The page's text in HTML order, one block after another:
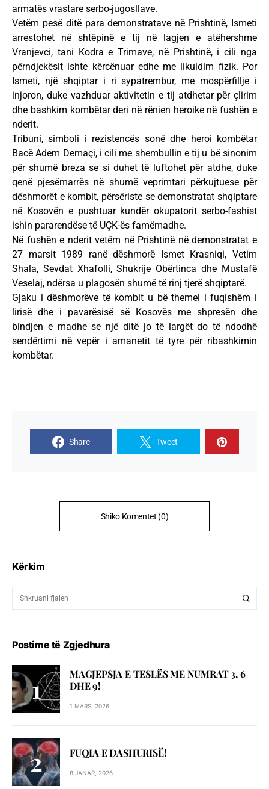
armatës vrastare serbo-jugosllave.
Vetëm pesë ditë para demonstratave në Prishtinë, Ismeti
arrestohet në shtëpinë e tij në lagjen e atëhershme
Vranjevci, tani Kodra e Trimave, në Prishtinë, i cili nga
përndjekësit ishte kërcënuar edhe me likuidim fizik. Por
Ismeti, një shqiptar i ri sypatrembur, me mospërfillje i
injoron, duke vazhduar aktivitetin e tij atdhetar për çlirim
dhe bashkim kombëtar deri në rënien heroike në fushën e
nderit.
Tribuni, simboli i rezistencës sonë dhe heroi kombëtar
Bacë Adem Demaçi, i cili me shembullin e tij u bë sinonim
për shumë breza se si duhet të luftohet për atdhe, duke
qenë pjesëmarrës në shumë veprimtari përkujtuese për
dëshmorët e kombit, përsëriste se demonstratat shqiptare
në Kosovën e pushtuar kundër okupatorit serbo-fashist
ishin pararendëse të UÇK-ës famëmadhe.
Në fushën e nderit vetëm në Prishtinë në demonstratat e
27 marsit 1989 ranë dëshmorë Ismet Krasniqi, Vetim
Shala, Sevdat Xhafolli, Shukrije Obërtinca dhe Mustafë
Veselaj, ndërsa u plagosën shumë të rinj tjerë shqiptarë.
Gjaku i dëshmorëve të kombit u bë themel i fuqishëm i
lirisë dhe i pavarësisë së Kosovës me shpresën dhe
bindjen e madhe se një ditë jo të largët do të ndodhë
sendërtimi në vepër i amanetit të tyre për ribashkimin
kombëtar.
Share Tweet
Shiko Komentet (0)
Kërkim
Postime të Zgjedhura
MAGJEPSJA E TESLËS ME NUMRAT 3, 6
DHE 9!
1 MARS, 2026
FUQIA E DASHURISË!
8 JANAR, 2026